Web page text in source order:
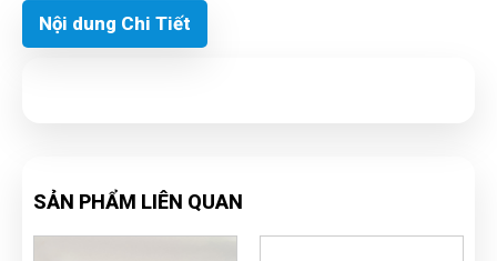
Nội dung Chi Tiết
SẢN PHẨM LIÊN QUAN